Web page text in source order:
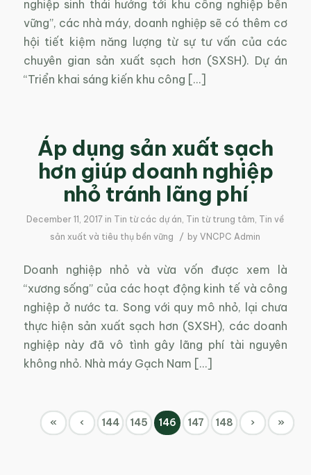
nghiệp sinh thái hướng tới khu công nghiệp bền
vững”, các nhà máy, doanh nghiệp sẽ có thêm cơ
hội tiết kiệm năng lượng từ sự tư vấn của các
chuyên gian sản xuất sạch hơn (SXSH). Dự án
“Triển khai sáng kiến khu công […]
Áp dụng sản xuất sạch
hơn giúp doanh nghiệp
nhỏ tránh lãng phí
December 11, 2017 in Tin từ các dự án, Tin từ trung tâm, Tin về
sản xuất và tiêu thụ bền vững
/ byVNCPC Admin
Doanh nghiệp nhỏ và vừa vốn được xem là
“xương sống” của các hoạt động kinh tế và công
nghiệp ở nước ta. Song với quy mô nhỏ, lại chưa
thực hiện sản xuất sạch hơn (SXSH), các doanh
nghiệp này đã vô tình gây lãng phí tài nguyên
không nhỏ. Nhà máy Gạch Nam […]
« ‹ 144 145 146 147 148 › »